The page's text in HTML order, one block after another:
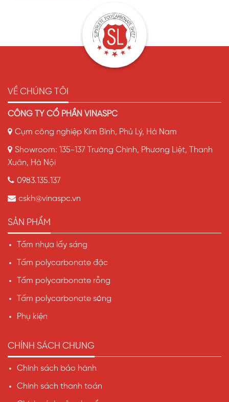
VỀ CHÚNG TÔI
CÔNG TY CỔ PHẦN VINASPC
Cụm công nghiệp Kim Bình, Phủ Lý, Hà Nam
Showroom: 135-137 Trường Chinh, Phương Liệt, Thanh
Xuân, Hà Nội
0983.135.137
cskh@vinaspc.vn
SẢN PHẨM
Tấm nhựa lấy sáng
Tấm polycarbonate đặc
Tấm polycarbonate rỗng
Tấm polycarbonate sóng
Phụ kiện
CHÍNH SÁCH CHUNG
Chính sách bảo hành
Chính sách thanh toán